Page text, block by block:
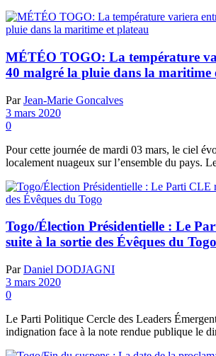
MÉTÉO TOGO: La température
40 malgré la pluie dans la maritime
Par Jean-Marie Goncalves
3 mars 2020
0
Pour cette journée de mardi 03 mars, le ciel
localement nuageux sur l’ensemble du pays.
Togo/Élection Présidentielle : Le
suite à la sortie des Évêques du Togo
Par Daniel DODJAGNI
3 mars 2020
0
Le Parti Politique Cercle des Leaders
indignation face à la note rendue publique le